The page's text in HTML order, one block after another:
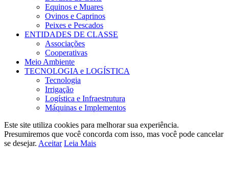
Equinos e Muares
Ovinos e Caprinos
Peixes e Pescados
ENTIDADES DE CLASSE
Associações
Cooperativas
Meio Ambiente
TECNOLOGIA e LOGÍSTICA
Tecnologia
Irrigação
Logística e Infraestrutura
Máquinas e Implementos
Este site utiliza cookies para melhorar sua experiência.
Presumiremos que você concorda com isso, mas você pode cancelar
se desejar. Aceitar Leia Mais